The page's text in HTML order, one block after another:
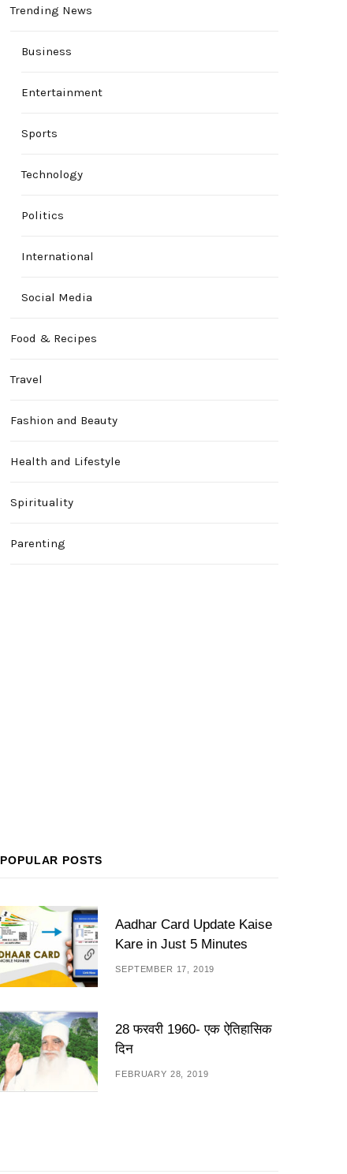
Trending News
Business
Entertainment
Sports
Technology
Politics
International
Social Media
Food & Recipes
Travel
Fashion and Beauty
Health and Lifestyle
Spirituality
Parenting
POPULAR POSTS
Aadhar Card Update Kaise
Kare in Just 5 Minutes
SEPTEMBER 17, 2019
28 फरवरी 1960- एक ऐतिहासिक
दिन
FEBRUARY 28, 2019